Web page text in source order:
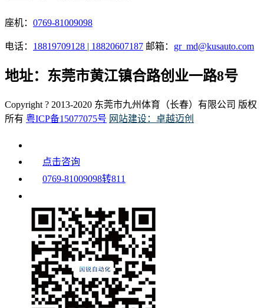
座机： 0769-81009098
电话： 18819709128 | 18820607187 邮箱： gr_md@kusauto.com
地址：东莞市黄江镇合路创业一路8号
Copyright ? 2013-2020 东莞市九州体育（长春）有限公司 版权
所有 粤ICP备15077075号 网站建设：卓越迈创
点击咨询
0769-81009098转811